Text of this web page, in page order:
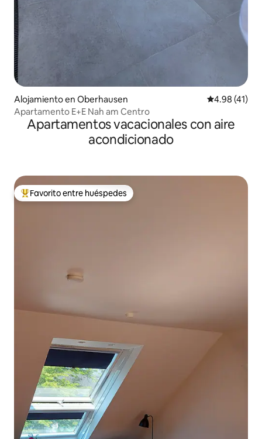
Alojamiento en Oberhausen Calificación
4.98 (41)
Apartamento E+E Nah am Centro
Apartamentos vacacionales con aire
acondicionado
Favorito entre huéspedes preferido
Favorito entre huéspedes